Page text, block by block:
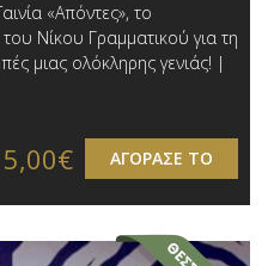
«Απόντες», το
Νίκου Γραμματικού για τη
μιας ολόκληρης γενιάς! |
ΑΓΟΡΑΣΕ ΤΟ
5,00€